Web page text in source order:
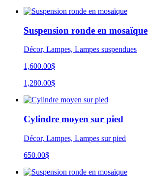
Suspension ronde en mosaïque
Décor, Lampes, Lampes suspendues
1,600.00$
1,280.00$
Cylindre moyen sur pied
Décor, Lampes, Lampes sur pied
650.00$